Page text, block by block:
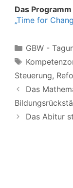
Das
„Time for
Kategorien
GBW -
Steuerung,
Das
Das Abitur